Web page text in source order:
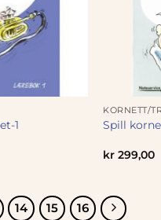
1
KORNETT/
Spill
kr 299,00
14 15 16